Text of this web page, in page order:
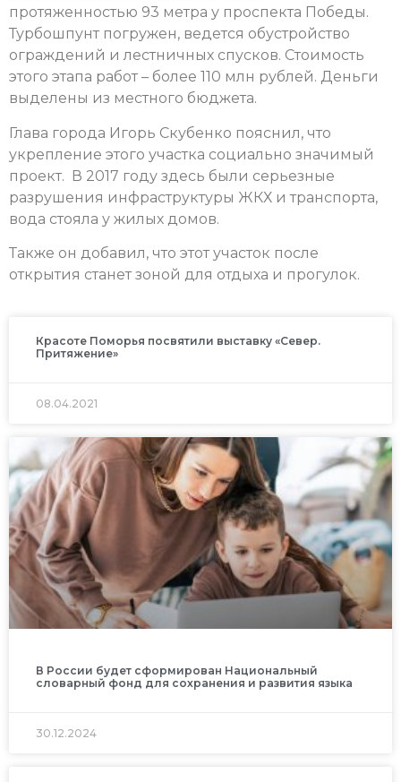
протяженностью 93 метра у проспекта Победы.
Турбошпунт погружен, ведется обустройство
ограждений и лестничных спусков. Стоимость
этого этапа работ – более 110 млн рублей. Деньги
выделены из местного бюджета.
Глава города Игорь Скубенко пояснил, что
укрепление этого участка социально значимый
проект. В 2017 году здесь были серьезные
разрушения инфраструктуры ЖКХ и транспорта,
вода стояла у жилых домов.
Также он добавил, что этот участок после
открытия станет зоной для отдыха и прогулок.
Красоте Поморья посвятили выставку «Север.
Притяжение»
08.04.2021
В России будет сформирован Национальный
словарный фонд для сохранения и развития языка
30.12.2024